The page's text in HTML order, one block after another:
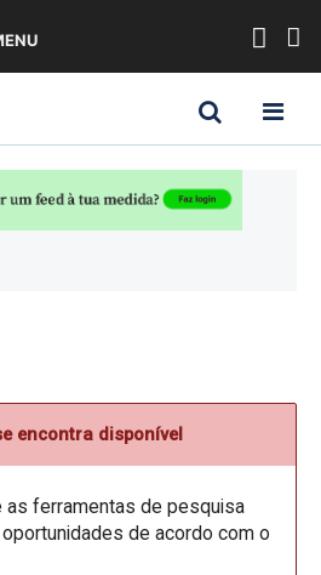
encontra disponível
as ferramentas de pesquisa
de acordo com o